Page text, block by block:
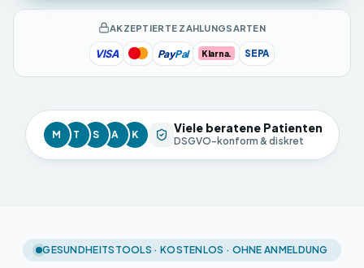
AKZEPTIERTE ZAHLUNGSARTEN
VISA PayPal Klarna. SEPA
M T S A K Viele beratene Patienten
DSGVO-konform & diskret
GESUNDHEITSTOOLS · KOSTENLOS · OHNE ANMELDUNG